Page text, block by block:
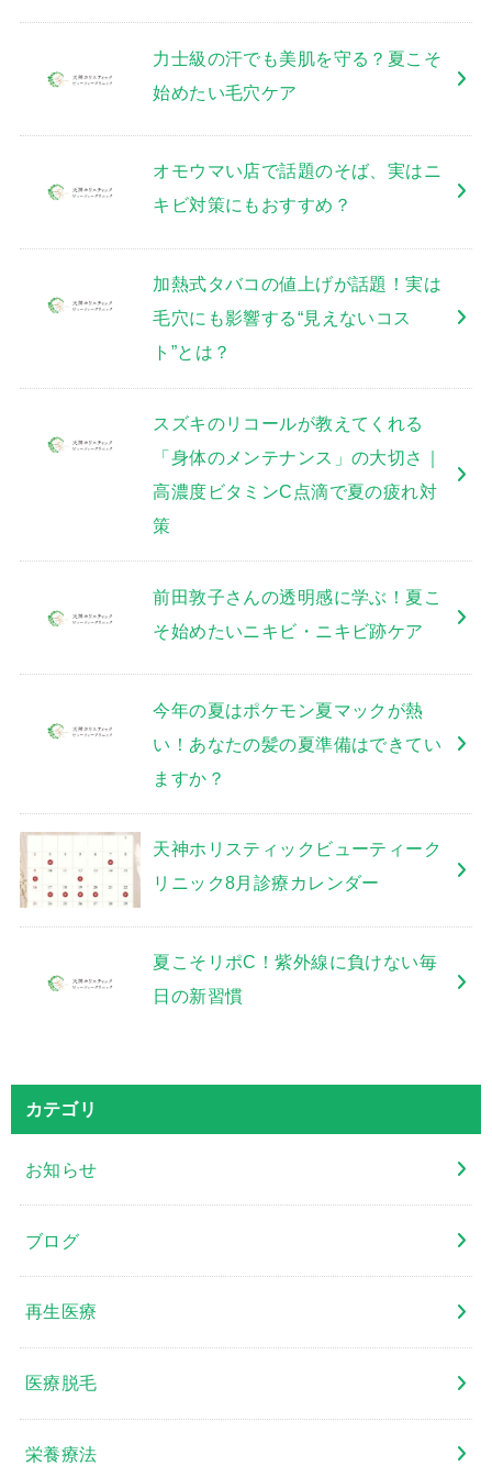
力士級の汗でも美肌を守る？夏こそ
始めたい毛穴ケア
オモウマい店で話題のそば、実はニ
キビ対策にもおすすめ？
加熱式タバコの値上げが話題！実は
毛穴にも影響する“見えないコス
ト”とは？
スズキのリコールが教えてくれる
「身体のメンテナンス」の大切さ｜
高濃度ビタミンC点滴で夏の疲れ対
策
前田敦子さんの透明感に学ぶ！夏こ
そ始めたいニキビ・ニキビ跡ケア
今年の夏はポケモン夏マックが熱
い！あなたの髪の夏準備はできてい
ますか？
天神ホリスティックビューティーク
リニック8月診療カレンダー
夏こそリポC！紫外線に負けない毎
日の新習慣
カテゴリ
お知らせ
ブログ
再生医療
医療脱毛
栄養療法